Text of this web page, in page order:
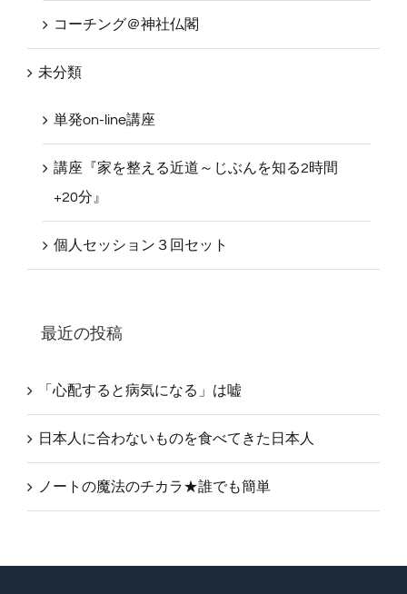
コーチング＠神社仏閣
未分類
単発on-line講座
講座『家を整える近道～じぶんを知る2時間
+20分』
個人セッション３回セット
最近の投稿
「心配すると病気になる」は嘘
日本人に合わないものを食べてきた日本人
ノートの魔法のチカラ★誰でも簡単